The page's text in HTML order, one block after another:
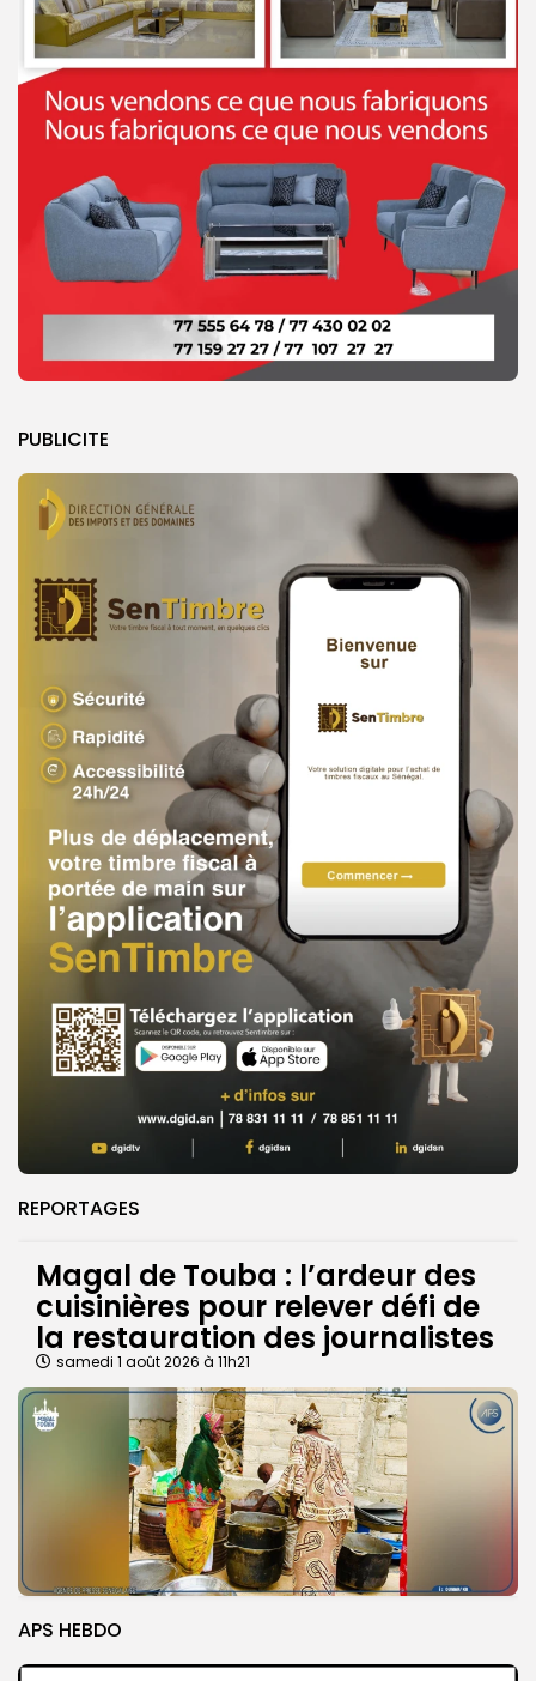
PUBLICITE
REPORTAGES
Magal de Touba : l’ardeur des
cuisinières pour relever défi de
la restauration des journalistes
samedi 1 août 2026 à 11h21
APS HEBDO